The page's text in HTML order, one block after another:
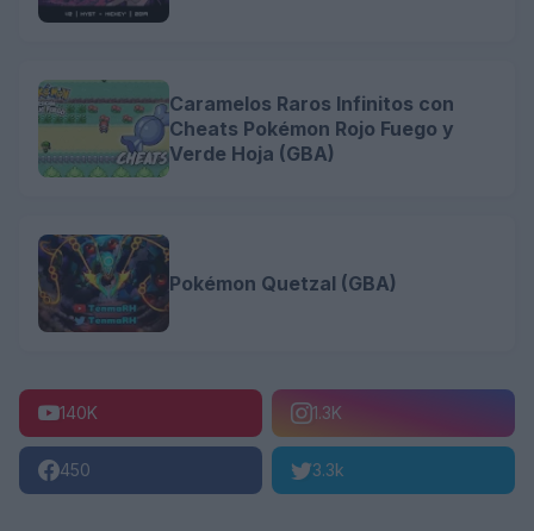
Caramelos Raros Infinitos con
Cheats Pokémon Rojo Fuego y
Verde Hoja (GBA)
Pokémon Quetzal (GBA)
140K 1.3K
450 3.3k